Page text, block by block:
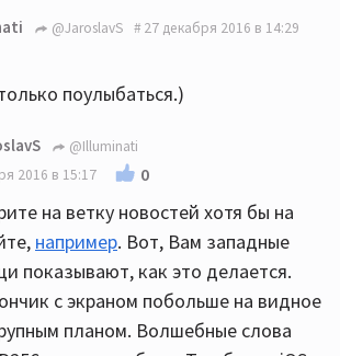
@JaroslavS 27 декабря 2016 в 14:29
поулыбаться.)
@Illuminati
2016 в 15:17
0
на ветку новостей хотя бы на
например. Вот, Вам западные
показывают, как это делается.
с экраном побольше на видное
планом. Волшебные слова